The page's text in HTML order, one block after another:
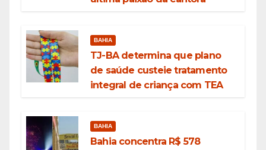
BAHIA
TJ-BA determina que plano
de saúde custeie tratamento
integral de criança com TEA
BAHIA
Bahia concentra R$ 578